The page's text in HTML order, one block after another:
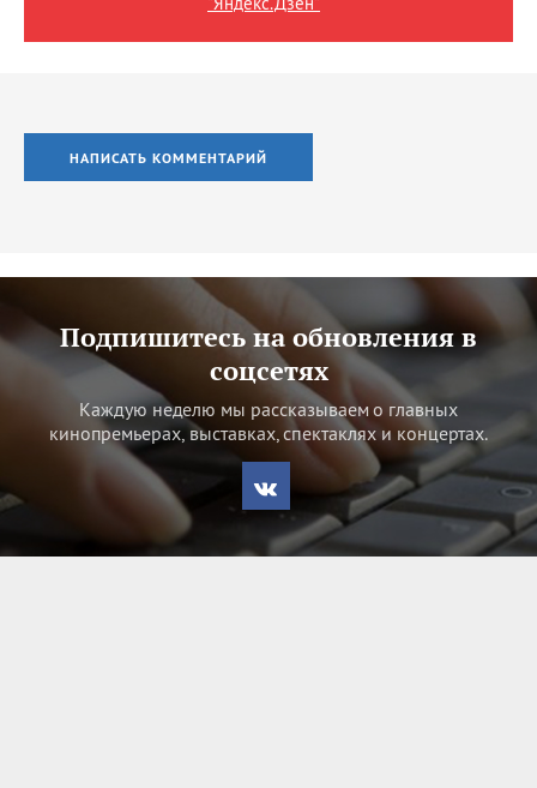
НАПИСАТЬ КОММЕНТАРИЙ
Подпишитесь на обновления в
соцсетях
Каждую неделю мы рассказываем о главных
кинопремьерах, выставках, спектаклях и концертах.